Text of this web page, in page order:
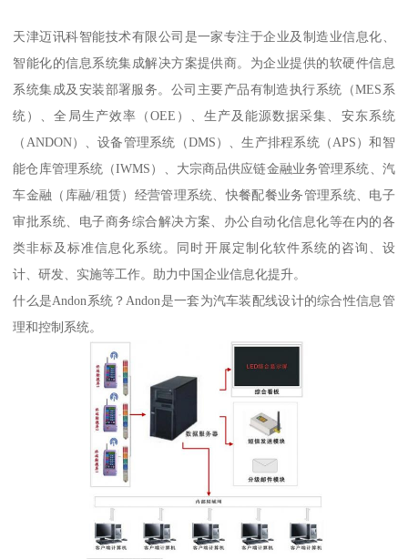
天津迈讯科智能技术有限公司是一家专注于企业及制造业信息化、
智能化的信息系统集成解决方案提供商。为企业提供的软硬件信息
系统集成及安装部署服务。公司主要产品有制造执行系统（MES系
统）、全局生产效率（OEE）、生产及能源数据采集、安东系统
（ANDON）、设备管理系统（DMS）、生产排程系统（APS）和智
能仓库管理系统（IWMS）、大宗商品供应链金融业务管理系统、汽
车金融（库融/租赁）经营管理系统、快餐配餐业务管理系统、电子
审批系统、电子商务综合解决方案、办公自动化信息化等在内的各
类非标及标准信息化系统。同时开展定制化软件系统的咨询、设
计、研发、实施等工作。助力中国企业信息化提升。
什么是Andon系统？Andon是一套为汽车装配线设计的综合性信息管
理和控制系统。